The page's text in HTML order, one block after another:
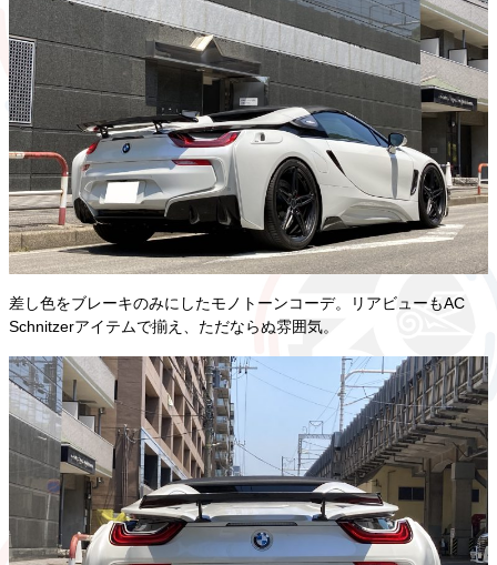
差し色をブレーキのみにしたモノトーンコーデ。リアビューもAC
Schnitzerアイテムで揃え、ただならぬ雰囲気。